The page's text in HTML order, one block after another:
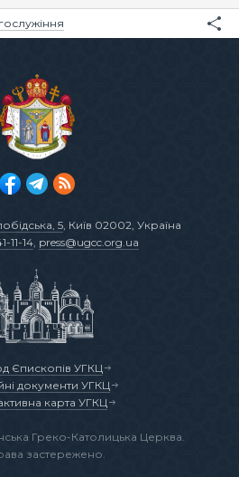
5, Київ 02002, Україна
11-14, press@ugcc.org.ua
Єпископів УГКЦ
документи УГКЦ
карта УГКЦ
Греко-Католицька Церква.
застережено.